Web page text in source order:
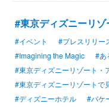
#東京ディズニーリゾ
#イベント #プレスリリー
#Imagining the Magic
#あ
#東京ディズニーリゾート・
#東京ディズニーリゾートで
#ディズニーホテル
#バケ